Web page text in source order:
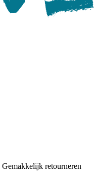
Gemakkelijk retourneren